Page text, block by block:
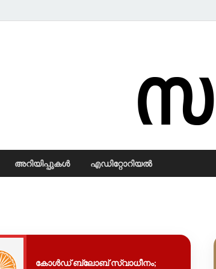
അറിയിപ്പുകള്‍ എഡിറ്റോറിയല്‍
കോൾഡ് ബ്ലോബ് സ്വാധീനം;